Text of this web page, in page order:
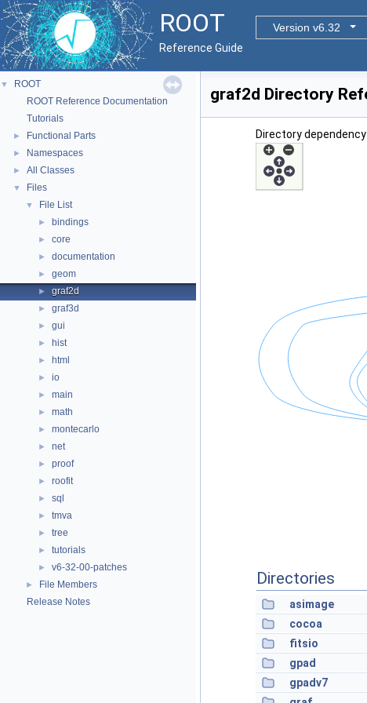
ROOT
Version v6.32
Reference Guide
▼
ROOT
ROOT Reference Documentation
Tutorials
► Functional Parts
► Namespaces
► All Classes
▼ Files
▼ File List
► bindings
► core
► documentation
► geom
► graf2d
► graf3d
► gui
► hist
► html
► io
► main
► math
► montecarlo
► net
► proof
► roofit
► sql
► tmva
► tree
► tutorials
► v6-32-00-patches
►
File Members
Release Notes
graf2d Directory
Directory
Directories
asimage
cocoa
fitsio
gpad
gpadv7